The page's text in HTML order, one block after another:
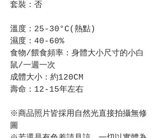
套裝：否
溫度：25-30°C(熱點)
濕度：40-60%
食物/餵食頻率：身體大小尺寸的小白
鼠/一週一次
成體大小：約120CM
壽命：12-15年左右
※商品照片皆採用自然光直接拍攝無修
圖